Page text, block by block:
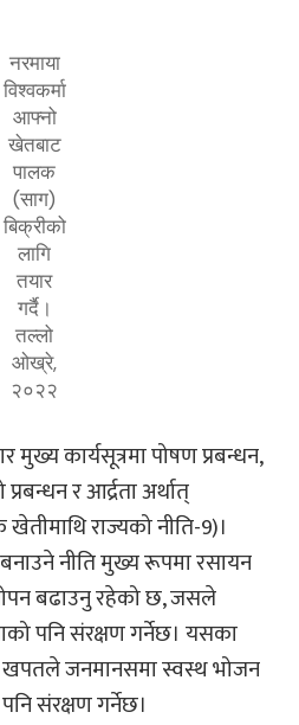
नरमाया
विश्वकर्मा
आफ्नो
खेतबाट
पालक
(साग)
बिक्रीको
लागि
तयार
गर्दै।
तल्लो
ओख्रे,
२०२२
कार्यसूत्रमा पोषण प्रबन्धन,
र आर्द्रता अर्थात्
राज्यको नीति-9)।
नीति मुख्य रूपमा रसायन
बढाउनु रहेको छ, जसले
पनि संरक्षण गर्नेछ। यसका
खपतले जनमानसमा स्वस्थ भोजन
पनि संरक्षण गर्नेछ।